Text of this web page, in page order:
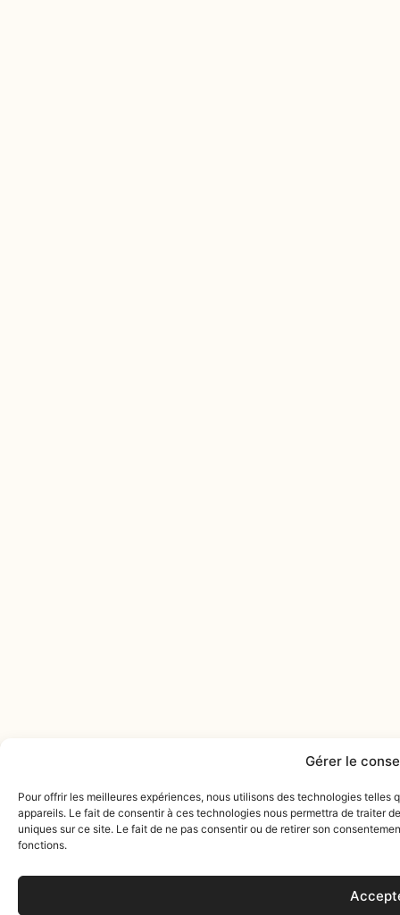
Gérer le
Pour offrir les meilleures expériences, nous utilisons des technologies
appareils. Le fait de consentir à ces technologies nous permettra de traiter
uniques sur ce site. Le fait de ne pas consentir ou de retirer son
fonctions.